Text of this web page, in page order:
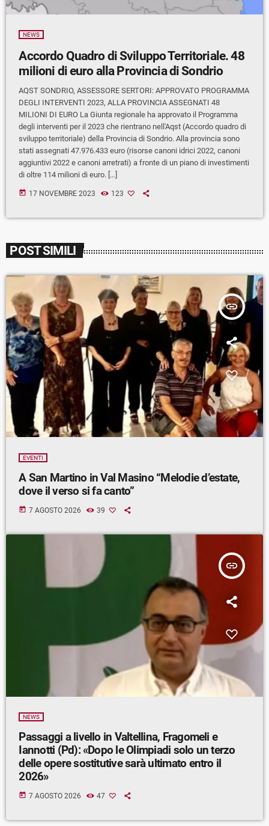
NEWS
Accordo Quadro di Sviluppo Territoriale. 48
milioni di euro alla Provincia di Sondrio
AQST SONDRIO, ASSESSORE SERTORI: APPROVATO PROGRAMMA
DEGLI INTERVENTI 2023, ALLA PROVINCIA ASSEGNATI 48
MILIONI DI EURO La Giunta regionale ha approvato il Programma
degli interventi per il 2023 che rientrano nell'Aqst (Accordo quadro di
sviluppo territoriale) della Provincia di Sondrio. Alla provincia sono
stati assegnati 47.976.433 euro (risorse canoni idrici 2022, canoni
aggiuntivi 2022 e canoni arretrati) a fronte di un piano di investimenti
di oltre 114 milioni di euro. […]
today 17 NOVEMBRE 2023 123
POST SIMILI
insert_link
EVENTI
A San Martino in Val Masino “Melodie d’estate,
dove il verso si fa canto”
today 7 AGOSTO 2026 39
insert_link
NEWS
Passaggi a livello in Valtellina, Fragomeli e
Iannotti (Pd): «Dopo le Olimpiadi solo un terzo
delle opere sostitutive sarà ultimato entro il
2026»
today 7 AGOSTO 2026 47